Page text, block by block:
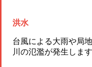
洪水
台風による大雨や局
川の氾濫が発生します